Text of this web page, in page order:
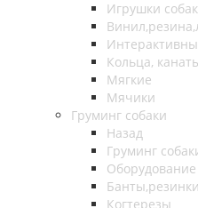
Игрушки
Кольца,
Мягкие
Мячики
Груминг собаки
Назад
Груминг
Банты,резинки
Когтерезы